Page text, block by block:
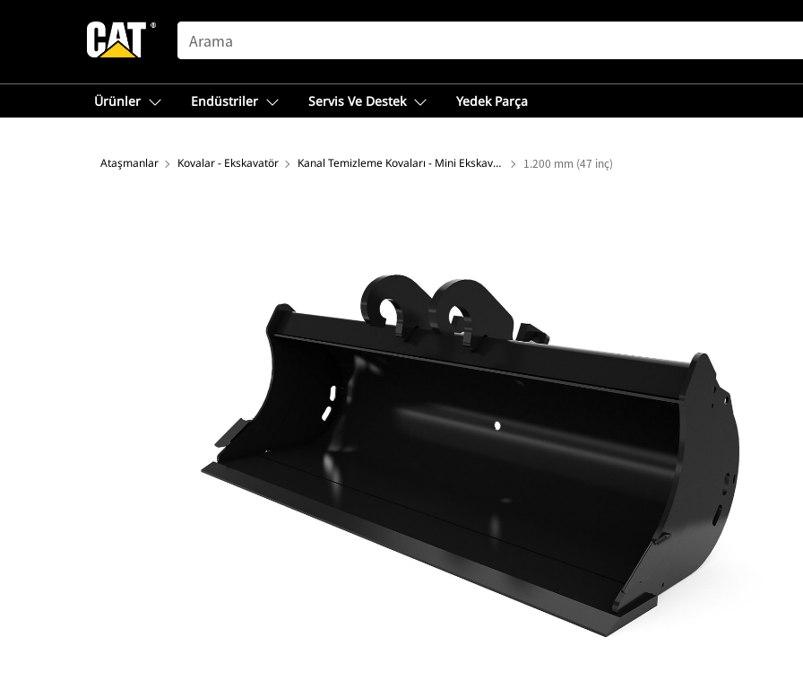
SEARCH
Ürünler Endüstriler Servis Ve Destek Yedek Parça
Ataşmanlar Kovalar - Ekskavatör Kanal Temizleme Kovaları - Mini Ekskavatör 1.200 mm (47 inç)